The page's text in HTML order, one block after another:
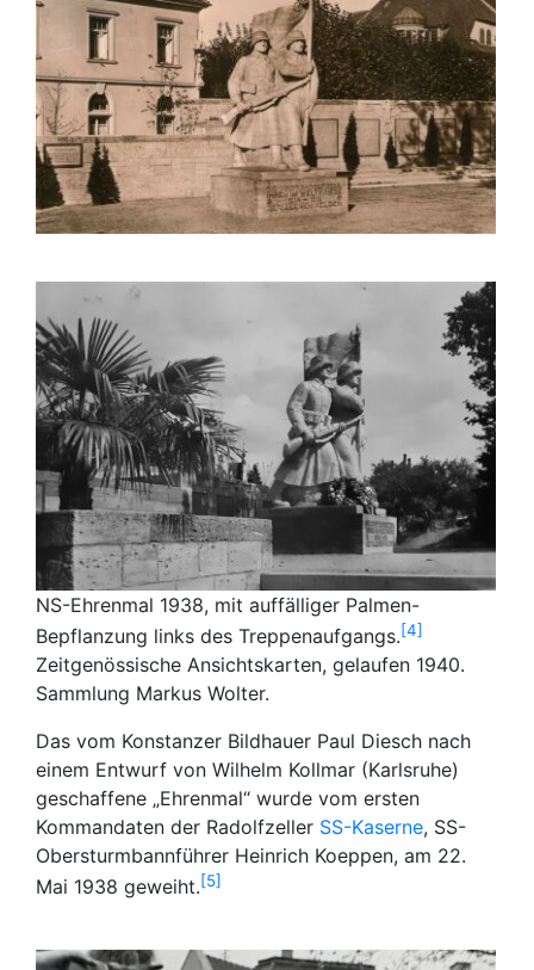
NS-Ehrenmal 1938, mit auffälliger Palmen-
Bepflanzung links des Treppenaufgangs. 4
Zeitgenössische Ansichtskarten, gelaufen 1940.
Sammlung Markus Wolter.
Das vom Konstanzer Bildhauer Paul Diesch nach
einem Entwurf von Wilhelm Kollmar (Karlsruhe)
geschaffene „Ehrenmal“ wurde vom ersten
Kommandaten der Radolfzeller SS-Kaserne, SS-
Obersturmbannführer Heinrich Koeppen, am 22.
Mai 1938 geweiht. 5